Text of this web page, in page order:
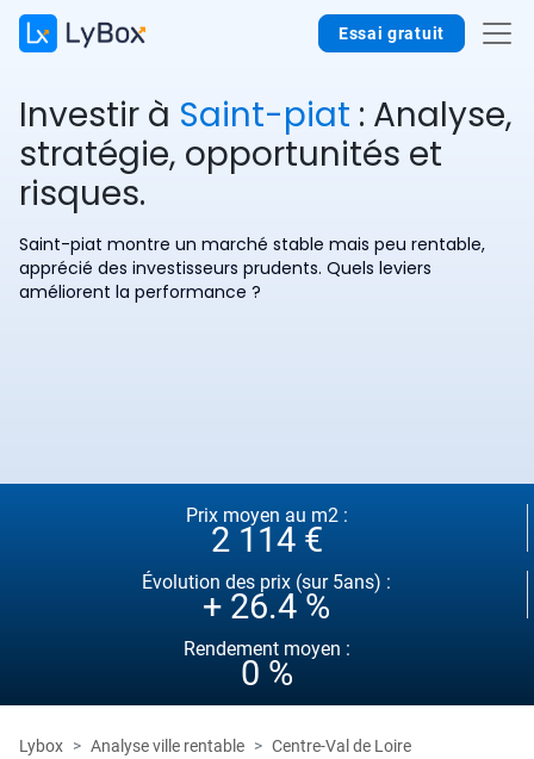
Essai gratuit
Investir à Saint-piat : Analyse,
stratégie, opportunités et
risques.
Saint-piat montre un marché stable mais peu rentable,
apprécié des investisseurs prudents. Quels leviers
améliorent la performance ?
Prix moyen au m2 :
2 114 €
Évolution des prix (sur 5ans) :
+ 26.4 %
Rendement moyen :
0 %
Lybox Analyse ville rentable
Centre-Val de Loire